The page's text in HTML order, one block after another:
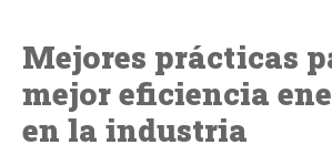
Mejores prácticas
mejor eficiencia
en la industria